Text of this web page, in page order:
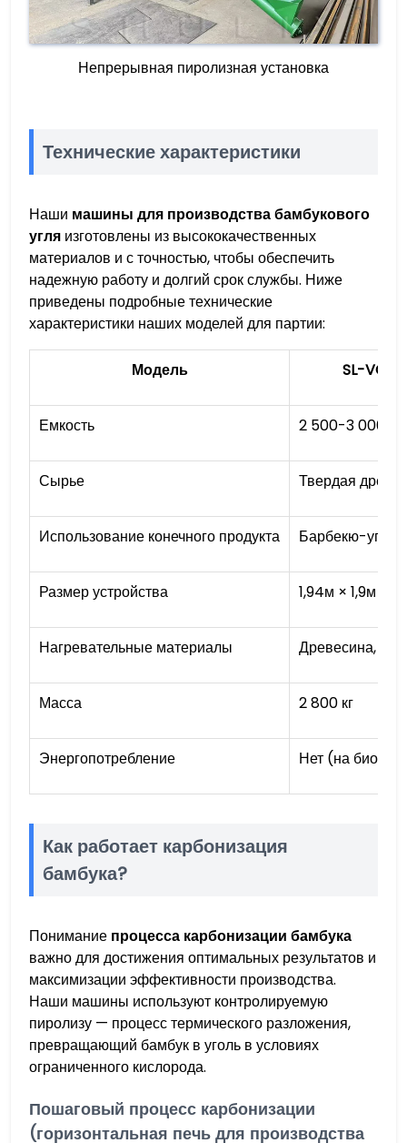
Непрерывная пиролизная установка
Технические характеристики
Наши машины для производства бамбукового
угля изготовлены из высококачественных
материалов и с точностью, чтобы обеспечить
надежную работу и долгий срок службы. Ниже
приведены подробные технические
характеристики наших моделей для партии:
Модель SL-
Емкость 2 500-3 000
Сырье Твердая
Использование конечного продукта Барбекю-
Размер устройства 1,94м × 1,9м ×
Нагревательные материалы Древесина,
Масса 2 800 кг
Энергопотребление Нет (на
Как работает карбонизация
бамбука?
Понимание процесса карбонизации бамбука
важно для достижения оптимальных результатов и
максимизации эффективности производства.
Наши машины используют контролируемую
пиролизу — процесс термического разложения,
превращающий бамбук в уголь в условиях
ограниченного кислорода.
Пошаговый процесс карбонизации
(горизонтальная печь для производства